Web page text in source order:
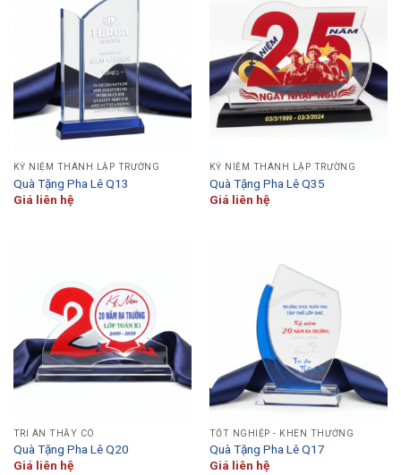
KỶ NIỆM THÀNH LẬP TRƯỜNG
Quà Tặng Pha Lê Q13
Giá liên hệ
KỶ NIỆM THÀNH LẬP TRƯỜNG
Quà Tặng Pha Lê Q35
Giá liên hệ
TRI ÂN THẦY CÔ
Quà Tặng Pha Lê Q20
Giá liên hệ
TỐT NGHIỆP - KHEN THƯỞNG
Quà Tặng Pha Lê Q17
Giá liên hệ